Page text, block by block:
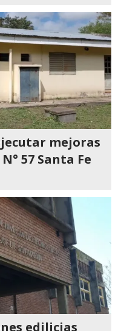
mejoras
57 Santa Fe
edilicias